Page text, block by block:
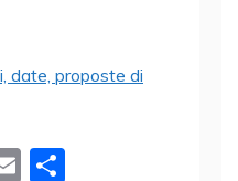
date, proposte di
E